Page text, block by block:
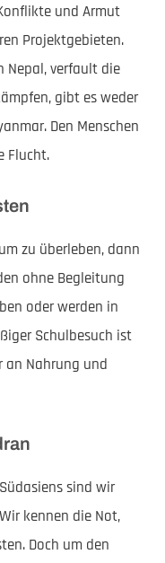
und Armut
Projektgebieten.
Nepal, verfault die
gibt es weder
Den Menschen
Flucht.
zu überleben, dann
ohne Begleitung
oder werden in
Schulbesuch ist
an Nahrung und
sind wir
kennen die Not,
Doch um den